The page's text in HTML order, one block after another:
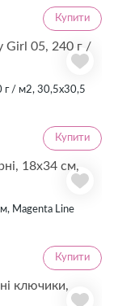
Купити
г / м2, 30,5х30,5
Купити
Magenta Line
Купити